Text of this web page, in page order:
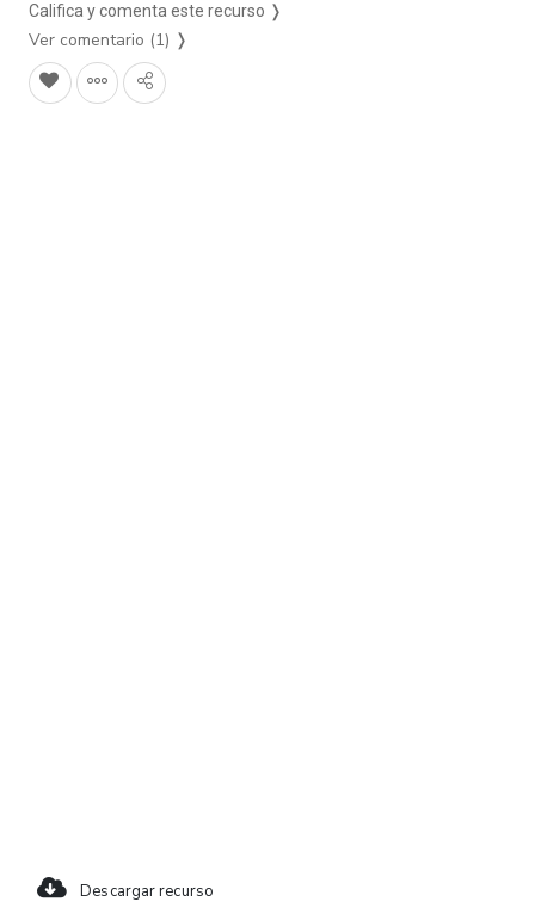
Califica y comenta este recurso ❭
Ver comentario (1) ❭
Descargar recurso